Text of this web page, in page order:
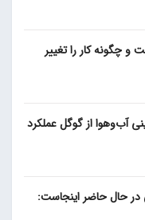
کار را تغییر
از گوگل عملکرد
حال حاضر اینجاست: